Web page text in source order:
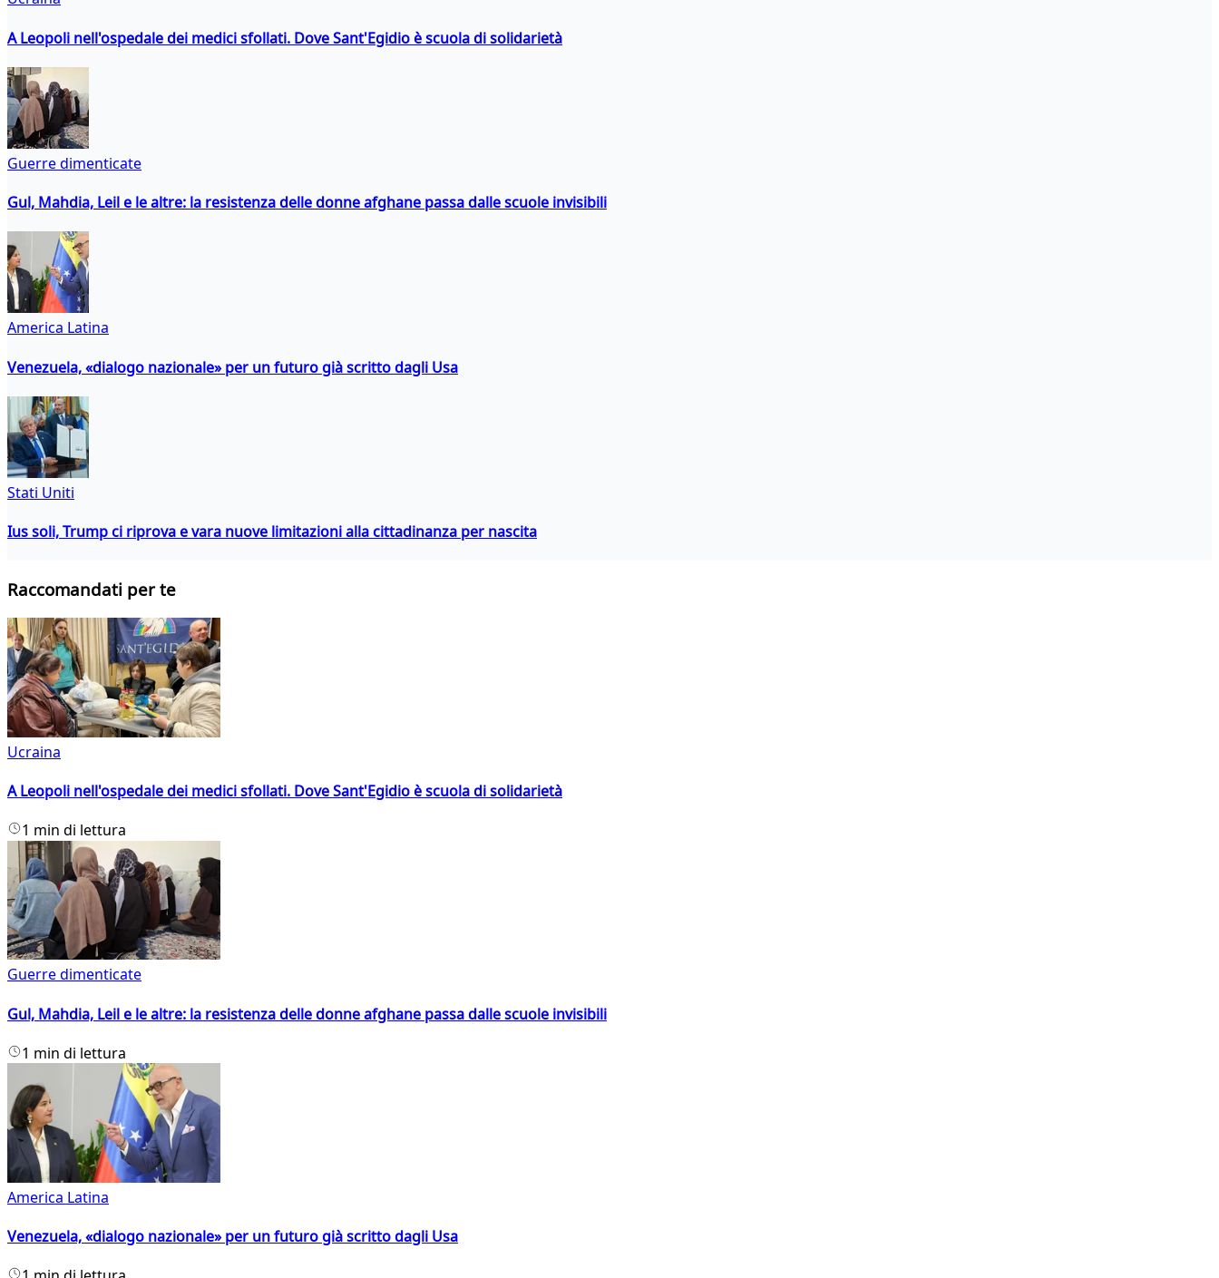
A Leopoli nell'ospedale dei medici sfollati. Dove Sant'Egidio è scuola di solidarietà
Guerre dimenticate
Gul, Mahdia, Leil e le altre: la resistenza delle donne afghane passa dalle scuole invisibili
America Latina
Venezuela, «dialogo nazionale» per un futuro già scritto dagli Usa
Stati Uniti
Ius soli, Trump ci riprova e vara nuove limitazioni alla cittadinanza per nascita
Raccomandati per te
Ucraina
A Leopoli nell'ospedale dei medici sfollati. Dove Sant'Egidio è scuola di solidarietà
1 min di lettura
Guerre dimenticate
Gul, Mahdia, Leil e le altre: la resistenza delle donne afghane passa dalle scuole invisibili
1 min di lettura
America Latina
Venezuela, «dialogo nazionale» per un futuro già scritto dagli Usa